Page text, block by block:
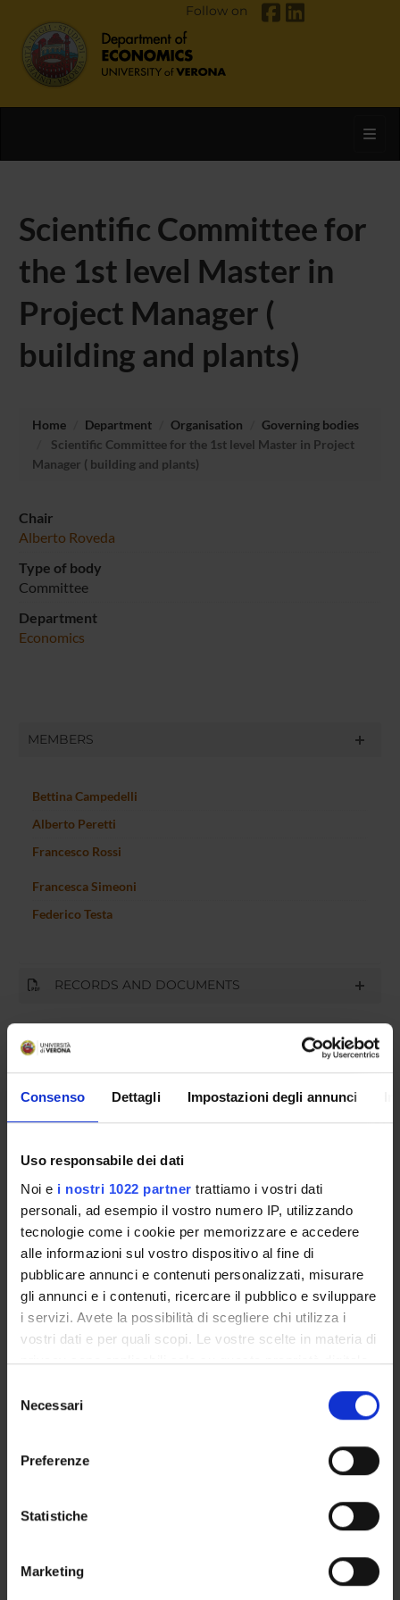
Consenso Dettagli Impostazioni degli annunci
Uso responsabile dei dati
Noi e i nostri 1022 partner trattiamo i vostri dati
personali, ad esempio il vostro numero IP, utilizzando
tecnologie come i cookie per memorizzare e accedere
alle informazioni sul vostro dispositivo al fine di
pubblicare annunci e contenuti personalizzati, misurare
gli annunci e i contenuti, ricercare il pubblico e sviluppare
i servizi. Avete la possibilità di scegliere chi utilizza i
vostri dati e per quali scopi. Le vostre scelte in materia di
privacy sono applicabili solo su questa proprietà digitale
modificare o revocare il proprio consenso in qualsiasi
momento dalla Dichiarazione sui cookie o facendo clic
raccogliere informazioni sulla tua posizione
geografica, con un'approssimazione di qualche
Identificare il tuo dispositivo, scansionandolo
delNecessari
Preferenze
Statistiche
Marketing
Follow on
Scientific Committee for
the 1st level Master in
Project Manager (
building and plants)
Home Department Organisation
Governing bodies
Scientific Committee for the 1st level Master in Project
Manager ( building and plants)
Chair
Alberto Roveda
Type of body
Committee
Department
Economics
MEMBERS
Bettina Campedelli
Alberto Peretti
Francesco Rossi
Francesca Simeoni
Federico Testa
RECORDS AND DOCUMENTS
GOVERNANCE
COMMITTEES
DEPARTMENT ADMINISTRATION OFFICES
STUDENT ADMINISTRATION OFFICES
DEPARTMENT FACILITIES
RESEARCH LABORATORIES
RESEARCH CENTRES
LIBRARIES
People
Calendar